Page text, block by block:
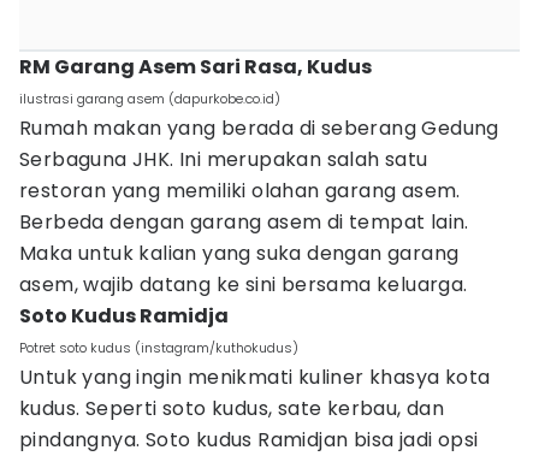
RM Garang Asem Sari Rasa, Kudus
ilustrasi garang asem (dapurkobe.co.id)
Rumah makan yang berada di seberang Gedung
Serbaguna JHK. Ini merupakan salah satu
restoran yang memiliki olahan garang asem.
Berbeda dengan garang asem di tempat lain.
Maka untuk kalian yang suka dengan garang
asem, wajib datang ke sini bersama keluarga.
Soto Kudus Ramidja
Potret soto kudus (instagram/kuthokudus)
Untuk yang ingin menikmati kuliner khasya kota
kudus. Seperti soto kudus, sate kerbau, dan
pindangnya. Soto kudus Ramidjan bisa jadi opsi